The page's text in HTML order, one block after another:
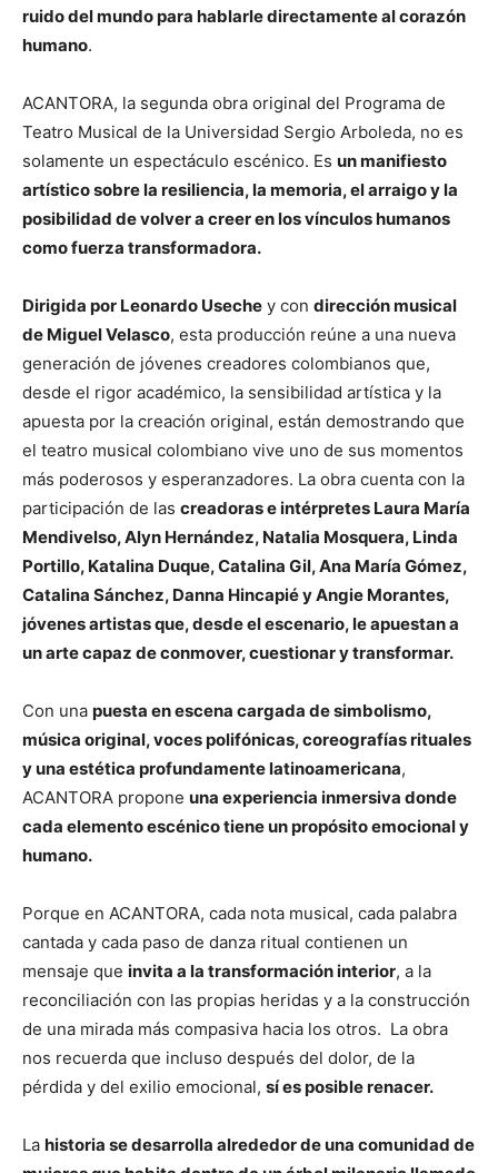
ruido del mundo para hablarle directamente al corazón
humano.
ACANTORA, la segunda obra original del Programa de
Teatro Musical de la Universidad Sergio Arboleda, no es
solamente un espectáculo escénico. Es un manifiesto
artístico sobre la resiliencia, la memoria, el arraigo y la
posibilidad de volver a creer en los vínculos humanos
como fuerza transformadora.
Dirigida por Leonardo Useche y con dirección musical
de Miguel Velasco, esta producción reúne a una nueva
generación de jóvenes creadores colombianos que,
desde el rigor académico, la sensibilidad artística y la
apuesta por la creación original, están demostrando que
el teatro musical colombiano vive uno de sus momentos
más poderosos y esperanzadores. La obra cuenta con la
participación de las creadoras e intérpretes Laura María
Mendivelso, Alyn Hernández, Natalia Mosquera, Linda
Portillo, Katalina Duque, Catalina Gil, Ana María Gómez,
Catalina Sánchez, Danna Hincapié y Angie Morantes,
jóvenes artistas que, desde el escenario, le apuestan a
un arte capaz de conmover, cuestionar y transformar.
Con una puesta en escena cargada de simbolismo,
música original, voces polifónicas, coreografías rituales
y una estética profundamente latinoamericana,
ACANTORA propone una experiencia inmersiva donde
cada elemento escénico tiene un propósito emocional y
humano.
Porque en ACANTORA, cada nota musical, cada palabra
cantada y cada paso de danza ritual contienen un
mensaje que invita a la transformación interior, a la
reconciliación con las propias heridas y a la construcción
de una mirada más compasiva hacia los otros. La obra
nos recuerda que incluso después del dolor, de la
pérdida y del exilio emocional, sí es posible renacer.
La historia se desarrolla alrededor de una comunidad de